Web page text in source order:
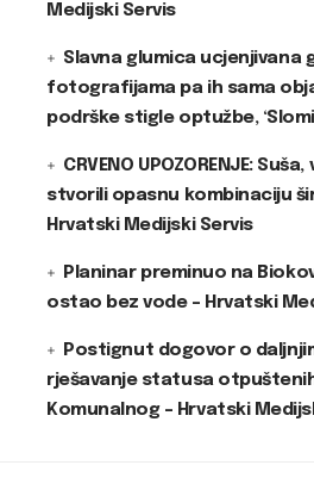
Medijski Servis
Slavna glumica ucjenjivana
fotografijama pa ih sama
podrške stigle optužbe,
CRVENO UPOZORENJE:
stvorili opasnu kombinaciju
Hrvatski Medijski Servis
Planinar preminuo na
ostao bez vode – Hrvatski
Postignut dogovor o
rješavanje statusa
Komunalnog – Hrvatski